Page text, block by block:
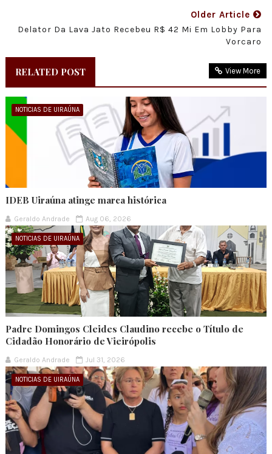
Older Article
Delator Da Lava Jato Recebeu R$ 42 Mi Em Lobby Para
Vorcaro
RELATED POST View More
NOTICIAS DE UIRAÚNA
IDEB Uiraúna atinge marca histórica
Geraldo Andrade Aug 06, 2026
NOTICIAS DE UIRAÚNA
Padre Domingos Cleides Claudino recebe o Título de
Cidadão Honorário de Vieirópolis
Geraldo Andrade Jul 31, 2026
NOTICIAS DE UIRAÚNA